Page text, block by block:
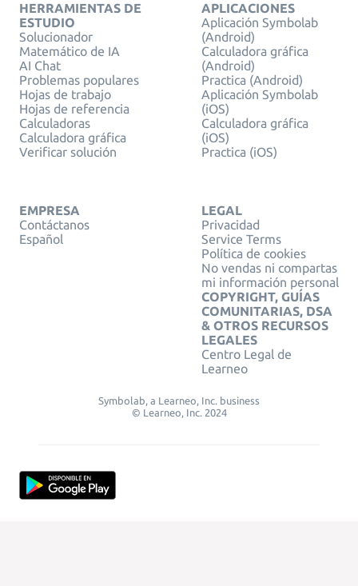
HERRAMIENTAS DE
ESTUDIO
Solucionador
Matemático de IA
AI Chat
Problemas populares
Hojas de trabajo
Hojas de referencia
Calculadoras
Calculadora gráfica
Verificar solución
APLICACIONES
Aplicación Symbolab
(Android)
Calculadora gráfica
(Android)
Practica (Android)
Aplicación Symbolab
(iOS)
Calculadora gráfica
(iOS)
Practica (iOS)
EMPRESA
Contáctanos
Español
LEGAL
Privacidad
Service Terms
Política de cookies
No vendas ni compartas
mi información personal
COPYRIGHT, GUÍAS
COMUNITARIAS, DSA
& OTROS RECURSOS
LEGALES
Centro Legal de
Learneo
Symbolab, a Learneo, Inc. business
© Learneo, Inc. 2024